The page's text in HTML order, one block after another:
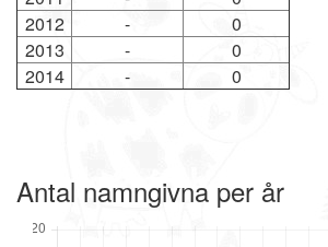
2012
-
0
2013
-
0
2014
- 0
Antal namngivna per år